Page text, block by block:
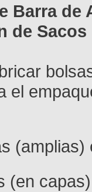
Barra de
de
el
(amplias)
(en